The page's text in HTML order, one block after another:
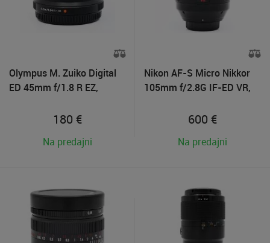
Olympus M. Zuiko Digital
ED 45mm f/1.8 R EZ,
180 €
Na predajni
Nikon AF-S Micro Nikkor
105mm f/2.8G IF-ED VR,
600 €
Na predajni